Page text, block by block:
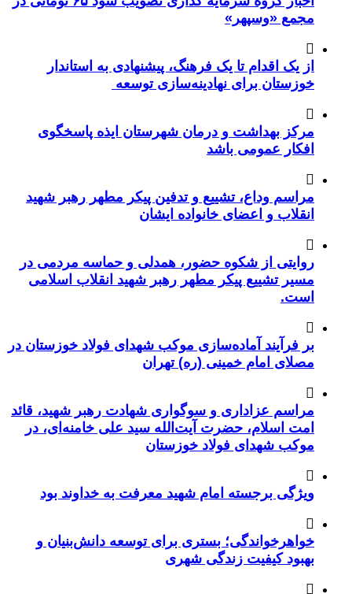
مجمع «وسپهر»
از یک اقدام تا یک فرهنگ، پیشنهادی به استاندار
خوزستان برای نهادینه‌سازی توسعه
مرکز بهداشت و درمان شهرستان ایذه پاسخگوی
افکار عمومی باشد
مراسم وداع، تشییع و تدفین پیکر مطهر رهبر شهید
انقلاب و اعضای خانواده ایشان
روایتی از شکوه حضور، همدلی و حماسه مردمی در
مسیر تشییع پیکر مطهر رهبر شهید انقلاب اسلامی
است.
بر فرآیند آماده‌سازی موکب شهدای فولاد خوزستان در
مصلای امام خمینی (ره) تهران
مراسم عزاداری و سوگواری شهادت رهبر شهید، قائد
امت اسلام، حضرت آیت‌الله سید علی خامنه‌ای، در
موکب شهدای فولاد خوزستان
ویژگی برجسته امام شهید معرفت به خداوند بود
خواهرخواندگی؛ بستری برای توسعه دانش‌بنیان و
بهبود کیفیت زندگی شهری